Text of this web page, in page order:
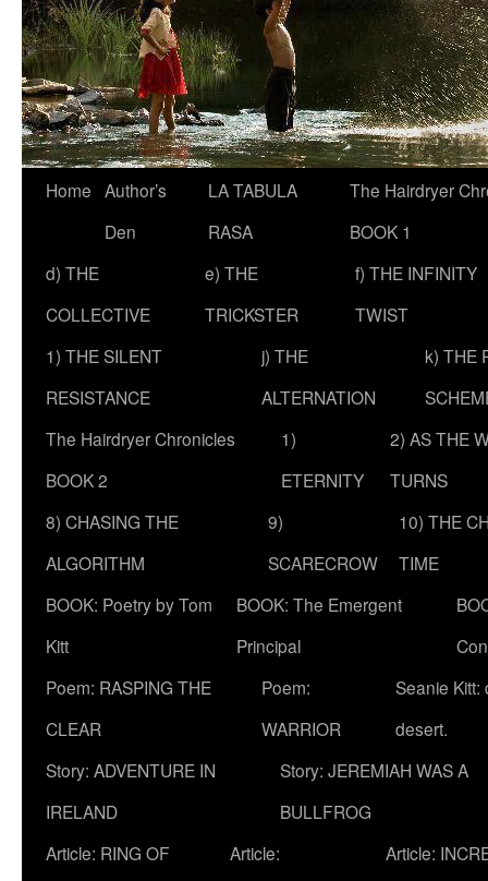
Skip
content
Home Author’s
Den
LA TABULA
RASA
The Hairdryer
BOOK 1
d) THE
COLLECTIVE
e) THE
TRICKSTER
f) THE INFINITY
TWIST
1) THE SILENT
RESISTANCE
j) THE
ALTERNATION
k) THE
The Hairdryer Chronicles
BOOK 2
1)
ETERNITY
2) AS THE
TURNS
8) CHASING THE
ALGORITHM
9)
SCARECROW
10) THE
TIME
BOOK: Poetry by Tom
Kitt
BOOK: The Emergent
Principal
Poem: RASPING THE
CLEAR
Poem:
WARRIOR
Seanie Kitt:
desert.
Story: ADVENTURE IN
IRELAND
Story: JEREMIAH WAS A
BULLFROG
Article: RING OF
Article:
Article: